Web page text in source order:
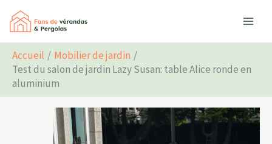
Aller
contenu
Accueil
Mobilier de jardin
Test du salon de jardin Lazy Susan: table Alice ronde en
aluminium
Rechercher